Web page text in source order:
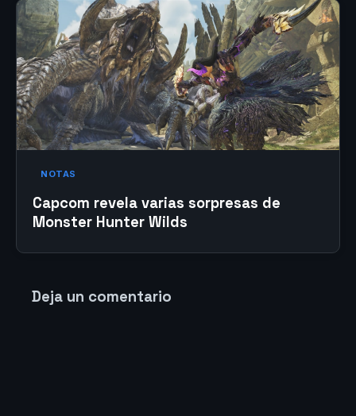
NOTAS
Capcom revela varias sorpresas de
Monster Hunter Wilds
Deja un comentario